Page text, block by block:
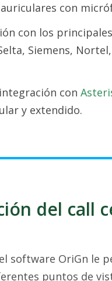
con
con los
Siemens,
con
y extendido.
del call
software OriGn le
puntos de